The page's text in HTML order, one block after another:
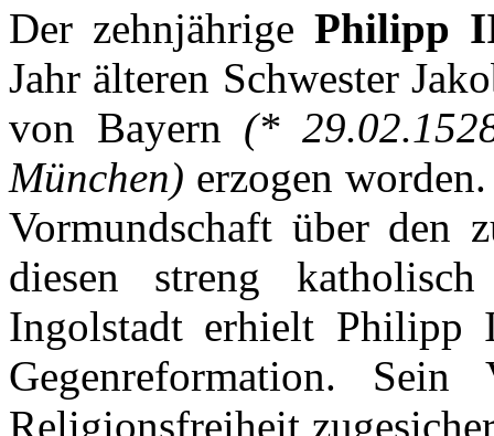
Der zehnjährige Philipp
Jahr älteren Schwester
von Bayern (*
München) erzogen worden
Vormundschaft überden
diesen
streng
katholisch
Ingolstadt erhielt
Gegenreformation. Sein
Religionsfreiheit